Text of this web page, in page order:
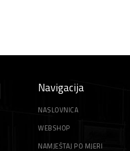
Navigacija
NASLOVNICA
WEBSHOP
NAMJEŠTAJ PO MJERI